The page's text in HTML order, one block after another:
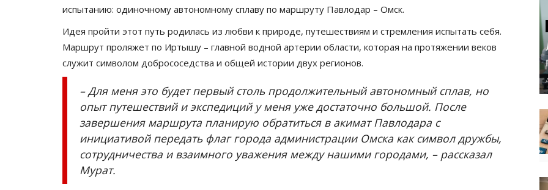
испытанию: одиночному автономному сплаву по маршруту Павлодар – Омск.
Идея пройти этот путь родилась из любви к природе, путешествиям и стремления испытать себя.
Маршрут проляжет по Иртышу – главной водной артерии области, которая на протяжении веков
служит символом добрососедства и общей истории двух регионов.
– Для меня это будет первый столь продолжительный автономный сплав, но
опыт путешествий и экспедиций у меня уже достаточно большой. После
завершения маршрута планирую обратиться в акимат Павлодара с
инициативой передать флаг города администрации Омска как символ дружбы,
сотрудничества и взаимного уважения между нашими городами, – рассказал
Мурат.